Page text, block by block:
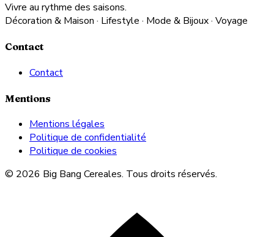
Vivre au rythme des saisons.
Décoration & Maison · Lifestyle · Mode & Bijoux · Voyage
Contact
Contact
Mentions
Mentions légales
Politique de confidentialité
Politique de cookies
© 2026 Big Bang Cereales. Tous droits réservés.